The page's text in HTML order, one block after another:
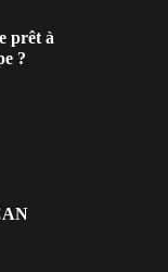
prêt à
?